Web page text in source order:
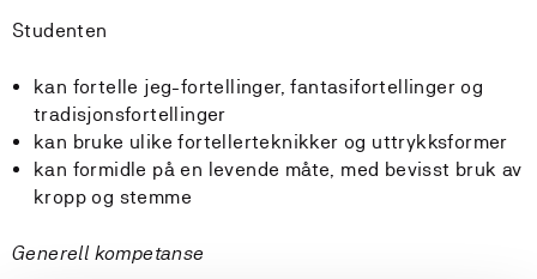
Studenten
kan fortelle jeg-fortellinger, fantasifortellinger og
tradisjonsfortellinger
kan bruke ulike fortellerteknikker og uttrykksformer
kan formidle på en levende måte, med bevisst bruk av
kropp og stemme
Generell kompetanse